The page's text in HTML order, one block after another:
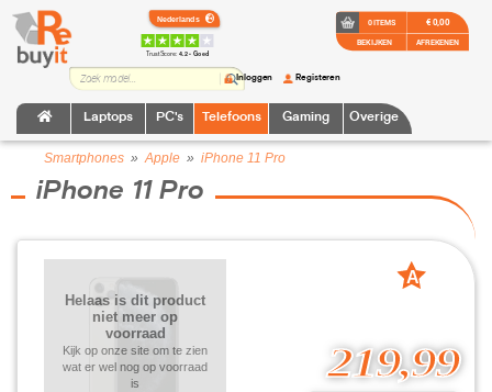
TrustScore:4.2 • Goed
Laptops PC's Telefoons Gaming Overige
Inloggen Registeren
0 ITEMS
BEKIJKEN
€ 0,00
AFREKENEN
Smartphones »Apple » iPhone 11 Pro
iPhone 11 Pro
219,99
Helaas is dit product
niet meer op
voorraad
Kijk op onze site om te zien
wat er wel nog op voorraad
is
A